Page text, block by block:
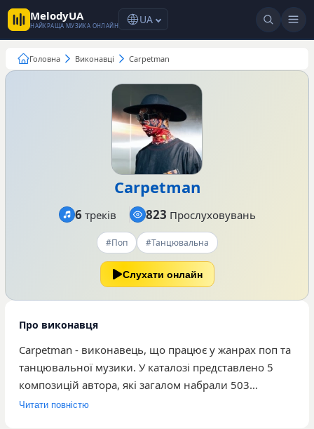
MelodyUA
НАЙКРАЩА МУЗИКА ОНЛАЙН UA
Головна Виконавці Carpetman
Carpetman
#Поп #Танцювальна
6 треків 823 Прослуховувань
Слухати онлайн
Про виконавця
Carpetman - виконавець, що працює у жанрах поп та
танцювальної музики. У каталозі представлено 5
композицій автора, які загалом набрали 503
прослуховування. Творчість виконавця
Читати повністю